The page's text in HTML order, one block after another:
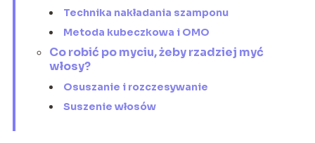
Technika nakładania szamponu
Metoda kubeczkowa i OMO
Co robić po myciu, żeby rzadziej myć
włosy?
Osuszanie i rozczesywanie
Suszenie włosów